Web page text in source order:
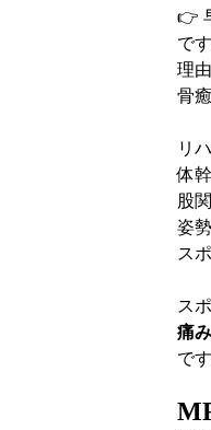
👉
です
理由
骨
リ
体
股
姿
ス
ス
痛
です